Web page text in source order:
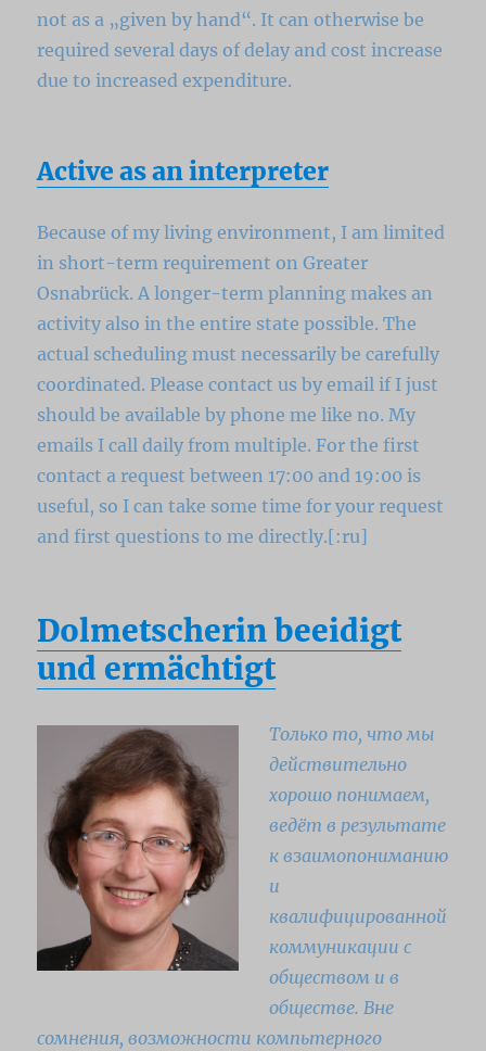
not as a „given by hand“. It can otherwise be
required several days of delay and cost increase
due to increased expenditure.
Active as an interpreter
Because of my living environment, I am limited
in short-term requirement on Greater
Osnabrück. A longer-term planning makes an
activity also in the entire state possible. The
actual scheduling must necessarily be carefully
coordinated. Please contact us by email if I just
should be available by phone me like no. My
emails I call daily from multiple. For the first
contact a request between 17:00 and 19:00 is
useful, so I can take some time for your request
and first questions to me directly.[:ru]
Dolmetscherin beeidigt
und ermächtigt
Только то, что мы
действительно
хорошо понимаем,
ведёт в результате
к взаимопониманию
и
квалифицированной
коммуникации с
обществом и в
обществе. Вне
сомнения, возможности компьтерного